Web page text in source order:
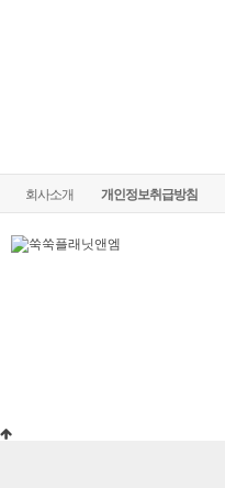
회사소개 개인정보취급방침